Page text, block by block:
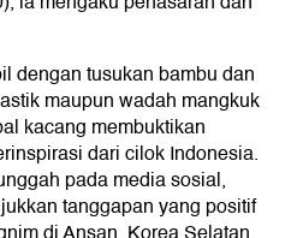
dengan tusukan bambu dan
maupun wadah mangkuk
kacang membuktikan
dari cilok Indonesia.
pada media sosial,
tanggapan yang positif